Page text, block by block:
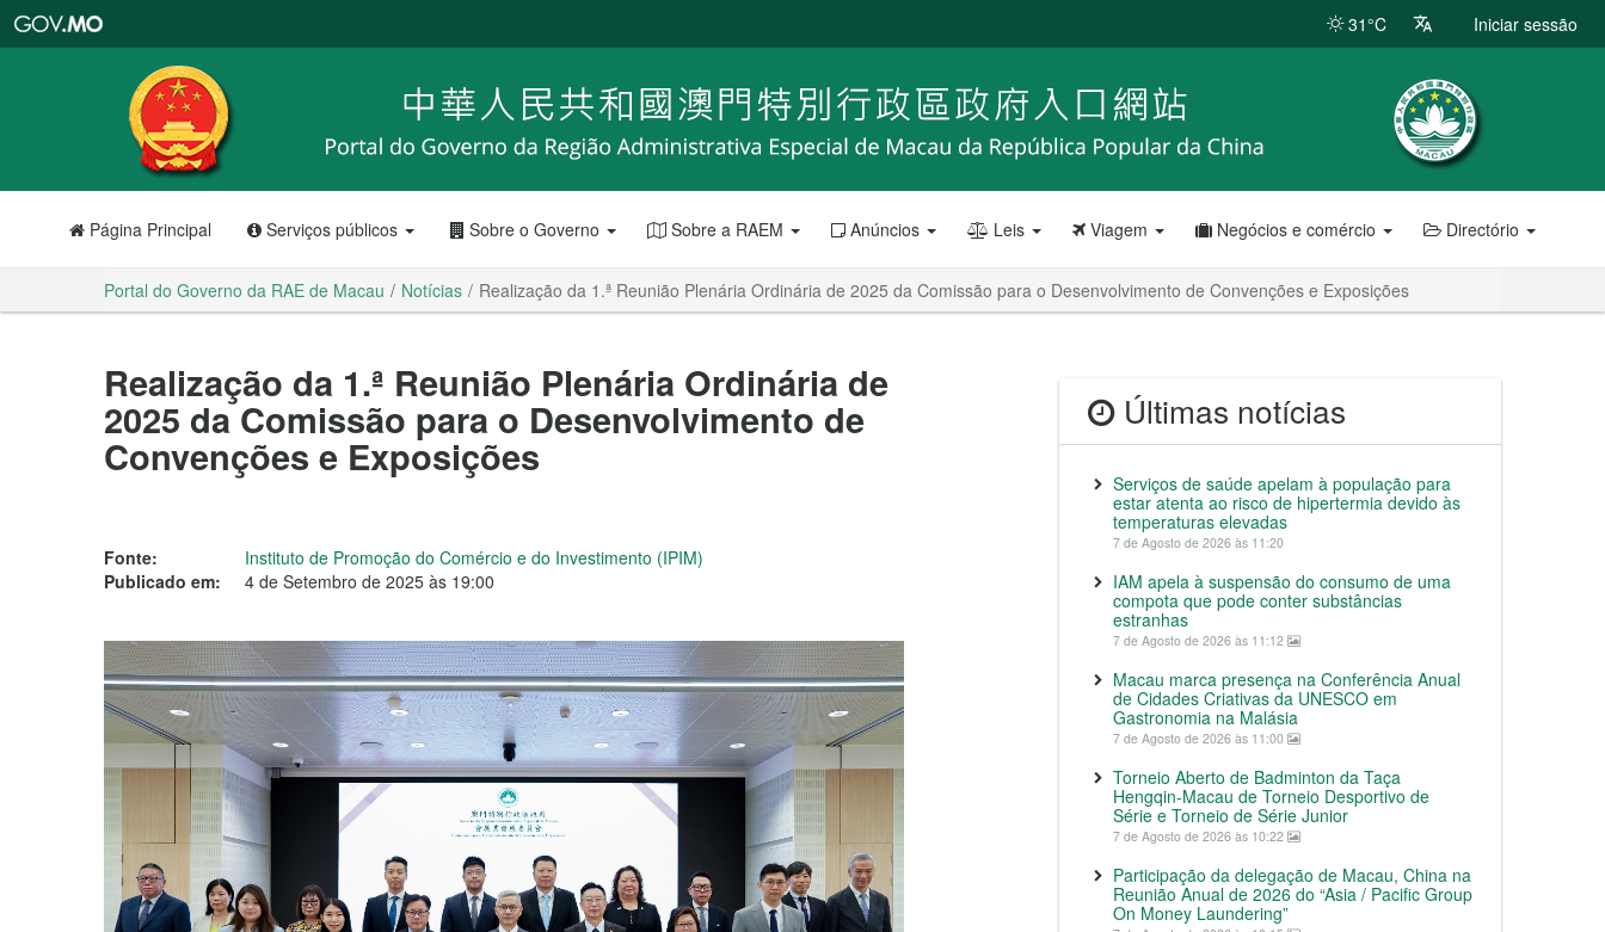
RAE
de
Macau
31°C Iniciar sessão
Página Principal Serviços públicos Sobre o Governo Sobre a RAEM Anúncios Leis Viagem Negócios e comércio Directório
Portal do Governo da RAE de Macau Notícias Realização da 1.ª Reunião Plenária Ordinária de 2025 da Comissão para o Desenvolvimento de Convenções e Exposições
Realização da 1.ª Reunião Plenária Ordinária de
2025 da Comissão para o Desenvolvimento de
Convenções e Exposições
Fonte:
Instituto de Promoção do Comércio e do Investimento (IPIM)
Publicado em:
4 de Setembro de 2025 às 19:00
Últimas notícias
Serviços de saúde apelam à população para
estar atenta ao risco de hipertermia devido às
temperaturas elevadas
7 de Agosto de 2026 às 11:20
IAM apela à suspensão do consumo de uma
compota que pode conter substâncias
estranhas
7 de Agosto de 2026 às 11:12
Macau marca presença na Conferência Anual
de Cidades Criativas da UNESCO em
Gastronomia na Malásia
7 de Agosto de 2026 às 11:00
Torneio Aberto de Badminton da Taça
Hengqin-Macau de Torneio Desportivo de
Série e Torneio de Série Junior
7 de Agosto de 2026 às 10:22
Participação da delegação de Macau, China na
Reunião Anual de 2026 do “Asia / Pacific Group
On Money Laundering”